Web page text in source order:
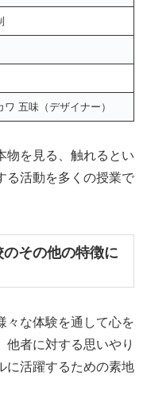
ワ 五味（デザイナー）
物を見る、触れるとい
る活動を多くの授業で
その他の特徴に
々な体験を通して心を
他者に対する思いやり
に活躍するための素地